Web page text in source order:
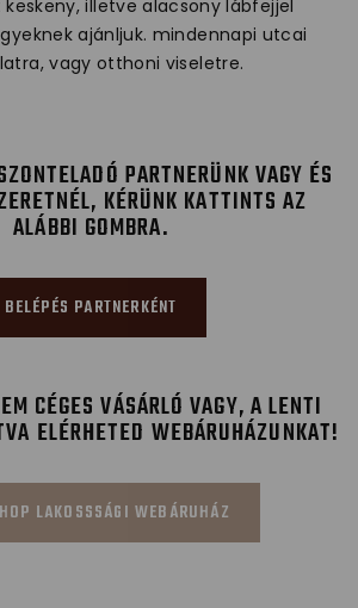
illetve alacsony lábfejjel
ajánljuk. mindennapi utcai
vagy otthoni viseletre.
PARTNERÜNK VAGY ÉS
KÉRÜNK KATTINTS AZ
ALÁBBI GOMBRA.
BELÉPÉS PARTNERKÉNT
CÉGES VÁSÁRLÓ VAGY, A LENTI
ELÉRHETED WEBÁRUHÁZUNKAT!
LAKOSSSÁGI WEBÁRUHÁZ